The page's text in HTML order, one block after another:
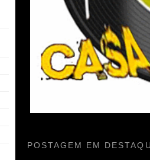
POSTAGEM EM